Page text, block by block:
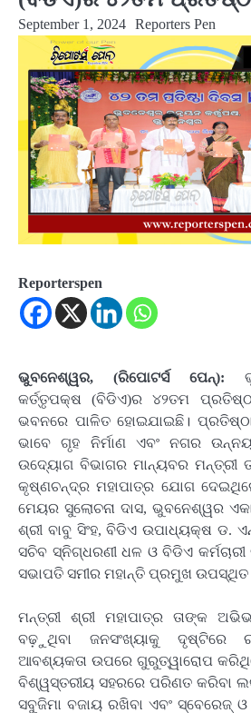
September 1, 2024 Reporters Pen
Reporterspen
ଭୁବନେଶ୍ୱର, (ରିପୋଟର୍ସ ପେନ୍‌):
କର୍ତ୍ତୃପକ୍ଷ (ବିଡିଏ)ର ୪୨ତମ
ଭବନରେ ପାଳିତ ହୋଇଯାଇଛି।
ଭାବେ ଗୃହ ନିର୍ମାଣ ଏବଂ ନଗର
ଉଦ୍ୟୋଗ ବିଭାଗର ମାନ୍ୟବର ମନ୍ତ୍ରୀ
କୃଷ୍ଣଚନ୍ଦ୍ର ମହାପାତ୍ର ଯୋଗ
ମେୟର ସୁଲୋଚନା ଦାସ, ଭୁବନେଶ୍ୱର
ଶ୍ରୀ ବାବୁ ସିଂହ, ବିଡିଏ ଉପାଧ୍ୟକ୍ଷ ଡ.
ସଚିବ ସ୍ନିଗ୍ଧରଣୀ ଧଳ ଓ ବିଡିଏ
ସଭାପତି ସମୀର ମହାନ୍ତି ପ୍ରମୁଖ ଉପସ୍ଥିତ
ମନ୍ତ୍ରୀ ଶ୍ରୀ ମହାପାତ୍ର ତାଙ୍କ
ବଢ଼ୁଥିବା ଜନସଂଖ୍ୟାକୁ ଦୃଷ୍ଟିରେ
ଆବଶ୍ୟକତା ଉପରେ ଗୁରୁତ୍ୱାରୋପ
ବିଶ୍ୱସ୍ତରୀୟ ସହରରେ ପରିଣତ କରିବା
ସବୁଜିମା ବଜାୟ ରଖିବା ଏବଂ ସ୍ବେରେଜ୍